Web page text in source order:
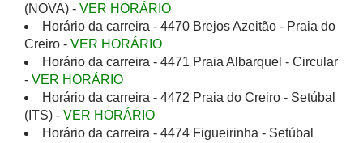
(NOVA) - VER HORÁRIO
Horário da carreira - 4470 Brejos Azeitão - Praia do
Creiro - VER HORÁRIO
Horário da carreira - 4471 Praia Albarquel - Circular
- VER HORÁRIO
Horário da carreira - 4472 Praia do Creiro - Setúbal
(ITS) - VER HORÁRIO
Horário da carreira - 4474 Figueirinha - Setúbal